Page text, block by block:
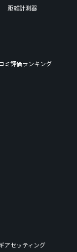
距離計測器
ミ評価ランキング
アセッティング